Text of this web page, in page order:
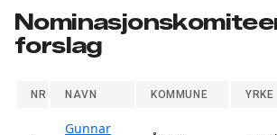
forslag
NR NAVN KOMMUNE YRKE
Gunnar